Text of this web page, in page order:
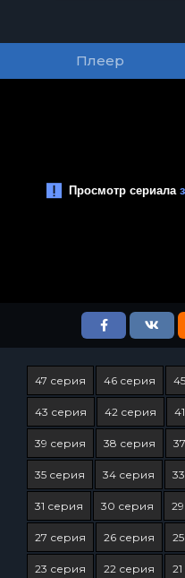
Плеер
47 серия 46 серия
43 серия 42 серия
39 серия 38 серия
35 серия 34 серия
31 серия 30 серия
27 серия 26 серия
23 серия 22 серия